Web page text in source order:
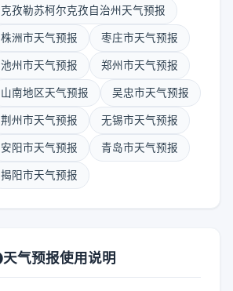
克孜勒苏柯尔克孜自治州天气预报
株洲市天气预报 枣庄市天气预报
池州市天气预报 郑州市天气预报
山南地区天气预报 吴忠市天气预报
荆州市天气预报 无锡市天气预报
安阳市天气预报 青岛市天气预报
揭阳市天气预报
天气预报使用说明